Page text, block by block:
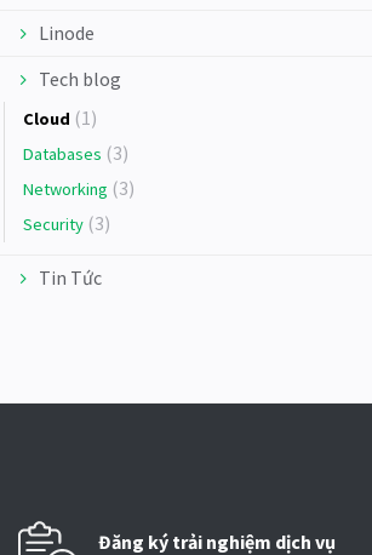
Linode
Tech blog
Cloud (1)
Databases (3)
Networking (3)
Security (3)
Tin Tức
Đăng ký trải nghiệm dịch vụ